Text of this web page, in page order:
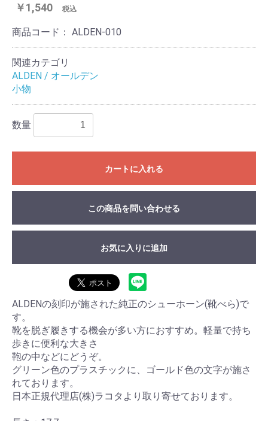
￥1,540 税込
商品コード： ALDEN-010
関連カテゴリ
ALDEN / オールデン
小物
数量
カートに入れる
この商品を問い合わせる
お気に入りに追加
ALDENの刻印が施された純正のシューホーン(靴べら)で
す。
靴を脱ぎ履きする機会が多い方におすすめ。軽量で持ち
歩きに便利な大きさ
鞄の中などにどうぞ。
グリーン色のプラスチックに、ゴールド色の文字が施さ
れております。
日本正規代理店(株)ラコタより取り寄せております。